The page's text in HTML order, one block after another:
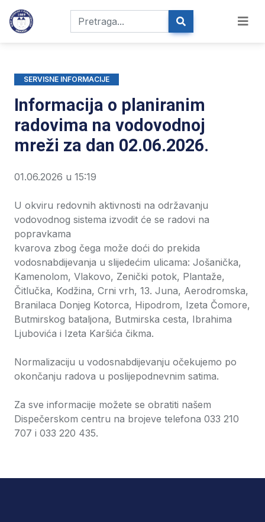
SERVISNE INFORMACIJE
Informacija o planiranim
radovima na vodovodnoj
mreži za dan 02.06.2026.
01.06.2026 u 15:19
U okviru redovnih aktivnosti na održavanju
vodovodnog sistema izvodit će se radovi na
popravkama
kvarova zbog čega može doći do prekida
vodosnabdijevanja u slijedećim ulicama: Jošanička,
Kamenolom, Vlakovo, Zenički potok, Plantaže,
Čitlučka, Kodžina, Crni vrh, 13. Juna, Aerodromska,
Branilaca Donjeg Kotorca, Hipodrom, Izeta Čomore,
Butmirskog bataljona, Butmirska cesta, Ibrahima
Ljubovića i Izeta Karšića čikma.
Normalizaciju u vodosnabdijevanju očekujemo po
okončanju radova u poslijepodnevnim satima.
Za sve informacije možete se obratiti našem
Dispečerskom centru na brojeve telefona 033 210
707 i 033 220 435.